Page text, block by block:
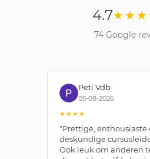
4.7
74 Google
Peti Vdb
05-08-2026
★★★★
"Prettige, enthousiaste
deskundige
Ook leuk om anderen